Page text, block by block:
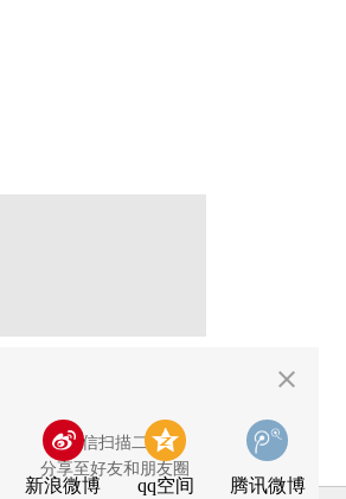
用微信扫描二维码
分享至好友和朋友圈
新浪微博 qq空间 腾讯微博